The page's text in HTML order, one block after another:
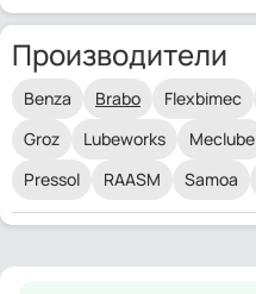
Производители
Benza Brabo Flexbimec
Groz
Lubeworks Meclube
Pressol
RAASM Samoa